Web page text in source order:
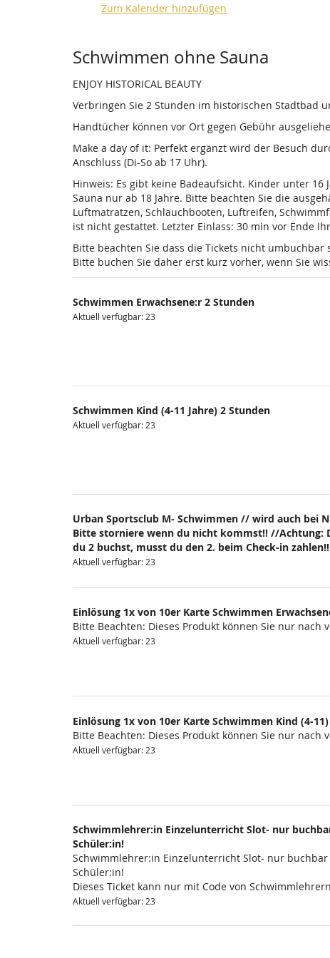
Zum Kalender hinzufügen
Produkte
Schwimmen ohne Sauna
ENJOY HISTORICAL BEAUTY
Verbringen Sie 2 Stunden im historischen Stadtbad
Handtücher können vor Ort gegen Gebühr
Make a day of it: Perfekt ergänzt wird der Besuch
Anschluss (Di-So ab 17 Uhr).
Hinweis: Es gibt keine Badeaufsicht. Kinder unter 16
Sauna nur ab 18 Jahre. Bitte beachten Sie die
Luftmatratzen, Schlauchbooten, Luftreifen,
ist nicht gestattet. Letzter Einlass: 30 min vor Ende
Bitte beachten Sie dass die Tickets nicht
Bitte buchen Sie daher erst kurz vorher, wenn Sie
Schwimmen Erwachsene:r 2 Stunden
Aktuell verfügbar: 23
Schwimmen Kind (4-11 Jahre) 2 Stunden
Aktuell verfügbar: 23
Urban Sportsclub M- Schwimmen // wird auch bei
Bitte storniere wenn du nicht kommst!! //Achtung:
du 2 buchst, musst du den 2. beim Check-in zahlen!!
Aktuell verfügbar: 23
Einlösung 1x von 10er Karte Schwimmen
Bitte Beachten: Dieses Produkt können Sie nur nach
Aktuell verfügbar: 23
Einlösung 1x von 10er Karte Schwimmen Kind (4-11)
Bitte Beachten: Dieses Produkt können Sie nur nach
Aktuell verfügbar: 23
Schwimmlehrer:in Einzelunterricht Slot- nur
Schüler:in!
Schwimmlehrer:in Einzelunterricht Slot- nur
Schüler:in!
Dieses Ticket kann nur mit Code von
Aktuell verfügbar: 23